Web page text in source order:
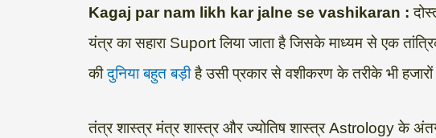
h
a
t
A
e
l
e
r
a
c
e
o
w
i
t
e
n
k
d
o
p
y
i
h
a
r
Kagaj par nam likh kar jalne se vashikaran :
यंत्र का सहारा Suport लिया जाता है जिसके माध्यम से एक
कीदुनिया बहुत बड़ीहै उसी प्रकार से वशीकरण के तरीके भी
तंत्र शास्त्र मंत्र शास्त्र और ज्योतिष शास्त्र Astrology के